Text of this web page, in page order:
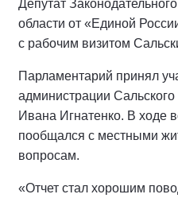
Депутат
области от «Единой
с рабочим визитом
Парламентарий принял
администрации Сальского
Ивана Игнатенко. В ходе
пообщался с местными
вопросам.
«Отчет стал хорошим